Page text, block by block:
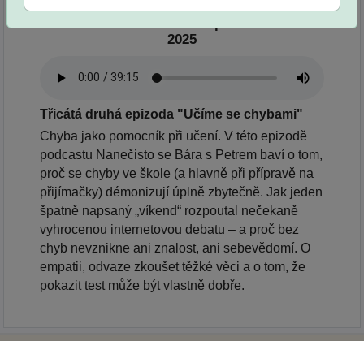
2025
Třicátá druhá epizoda "Učíme se chybami"
Chyba jako pomocník při učení. V této epizodě
podcastu Nanečisto se Bára s Petrem baví o tom,
proč se chyby ve škole (a hlavně při přípravě na
přijímačky) démonizují úplně zbytečně. Jak jeden
špatně napsaný „víkend“ rozpoutal nečekaně
vyhrocenou internetovou debatu – a proč bez
chyb nevznikne ani znalost, ani sebevědomí. O
empatii, odvaze zkoušet těžké věci a o tom, že
pokazit test může být vlastně dobře.